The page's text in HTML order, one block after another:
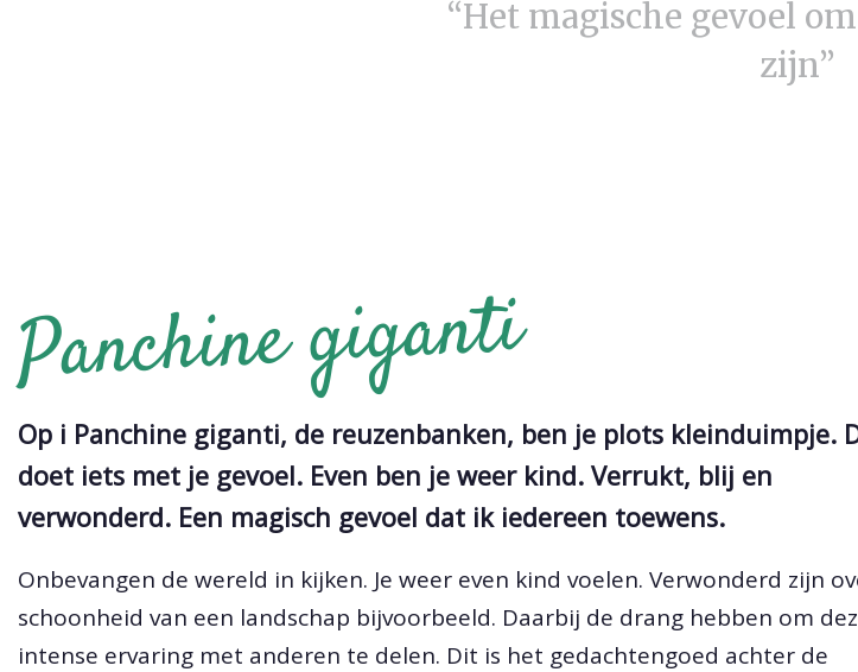
“Het magische gevoel
zijn”
Panchine giganti
Op i Panchine giganti, de reuzenbanken, ben je plots kleinduimpje.
doet iets met je gevoel. Even ben je weer kind. Verrukt, blij en
verwonderd. Een magisch gevoel dat ik iedereen toewens.
Onbevangen de wereld in kijken. Je weer even kind voelen. Verwonderd zijn
schoonheid van een landschap bijvoorbeeld. Daarbij de drang hebben om
intense ervaring met anderen te delen. Dit is het gedachtengoed achter de